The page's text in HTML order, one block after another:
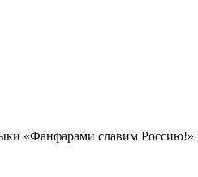
«Фанфарами славим Россию!»